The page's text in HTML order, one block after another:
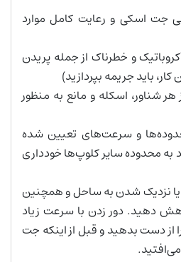
جت اسکی و رعایت کامل موارد
و خطرناک از جمله پریدن
باید جریمه بپردازید)
100 متری از هر شناور، اسکله و مانع به منظور
و سرعت‌های تعیین شده
به محدوده سایر کلوپ‌ها خودداری
نزدیک شدن به ساحل و همچنین
دهید. دور زدن با سرعت زیاد
از دست بدهید و قبل از اینکه جت